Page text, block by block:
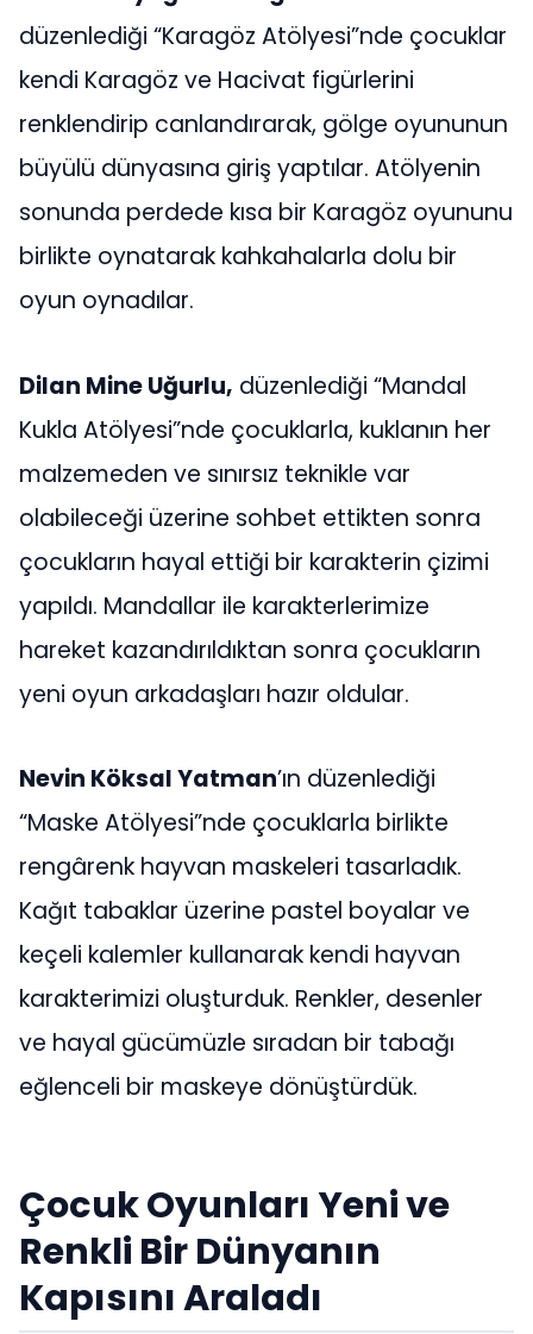
düzenlediği “Karagöz Atölyesi”nde çocuklar
kendi Karagöz ve Hacivat figürlerini
renklendirip canlandırarak, gölge oyununun
büyülü dünyasına giriş yaptılar. Atölyenin
sonunda perdede kısa bir Karagöz oyununu
birlikte oynatarak kahkahalarla dolu bir
oyun oynadılar.
Dilan Mine Uğurlu, düzenlediği “Mandal
Kukla Atölyesi”nde çocuklarla, kuklanın her
malzemeden ve sınırsız teknikle var
olabileceği üzerine sohbet ettikten sonra
çocukların hayal ettiği bir karakterin çizimi
yapıldı. Mandallar ile karakterlerimize
hareket kazandırıldıktan sonra çocukların
yeni oyun arkadaşları hazır oldular.
Nevin Köksal Yatman’ın düzenlediği
“Maske Atölyesi”nde çocuklarla birlikte
rengârenk hayvan maskeleri tasarladık.
Kağıt tabaklar üzerine pastel boyalar ve
keçeli kalemler kullanarak kendi hayvan
karakterimizi oluşturduk. Renkler, desenler
ve hayal gücümüzle sıradan bir tabağı
eğlenceli bir maskeye dönüştürdük.
Çocuk Oyunları Yeni ve
Renkli Bir Dünyanın
Kapısını Araladı